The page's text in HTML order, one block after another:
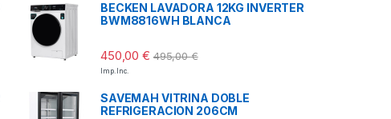
BECKEN LAVADORA 12KG INVERTER
BWM8816WH BLANCA
450,00€ 495,00€
Imp. Inc.
SAVEMAH VITRINA DOBLE
REFRIGERACION 206CM